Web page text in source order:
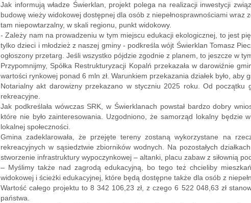
Jak informują władze Świerklan, projekt polega na realizacji inwestycji
budowę wieży widokowej dostępnej dla osób z niepełnosprawnościami
tam niepowtarzalny, w skali regionu, punkt widokowy.
- Zależy nam na prowadzeniu w tym miejscu edukacji ekologicznej, to jest
tylko dzieci i młodzież z naszej gminy - podkreśla wójt Świerklan Tomasz
ogłoszony przetarg. Jeśli wszystko pójdzie zgodnie z planem, to jeszcze w
Przypomnijmy, Spółka Restrukturyzacji Kopalń przekazała w darowiźnie
wartości rynkowej ponad 6 mln zł. Warunkiem przekazania działek było, aby
Notarialny akt darowizny przekazano w styczniu 2025 roku. Od początku
rekreacyjne.
Jak podkreślała wówczas SRK, w Świerklanach powstał bardzo dobry
które nie było zainteresowania. Uzgodniono, że samorząd lokalny będzie
lokalnej społeczności.
Gmina zadeklarowała, że przejęte tereny zostaną wykorzystane na
rekreacyjnych w sąsiedztwie zbiorników wodnych. Na pozostałych
stworzenie infrastruktury wypoczynkowej – altanki, placu zabaw z siłownią
– Myślimy także nad zagrodą edukacyjną, bo tego też chcieliby
widokowej i ścieżki edukacyjnej, które będą dostępne także dla osób z
Wartość całego projektu to 8 342 106,23 zł, z czego 6 522 048,63 zł
państwa.